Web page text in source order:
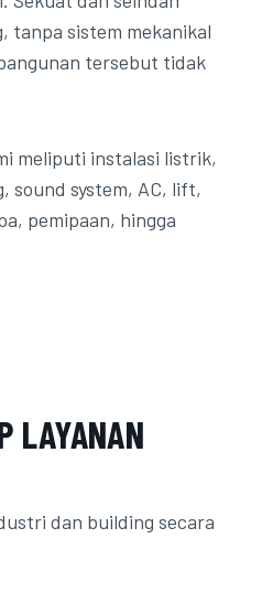
tanpa sistem mekanikal
tersebut tidak
meliputi instalasi listrik,
system, AC, lift,
pemipaan, hingga
LAYANAN
dan building secara